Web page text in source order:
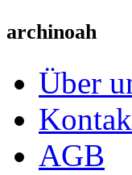
archinoah
Über
AGB